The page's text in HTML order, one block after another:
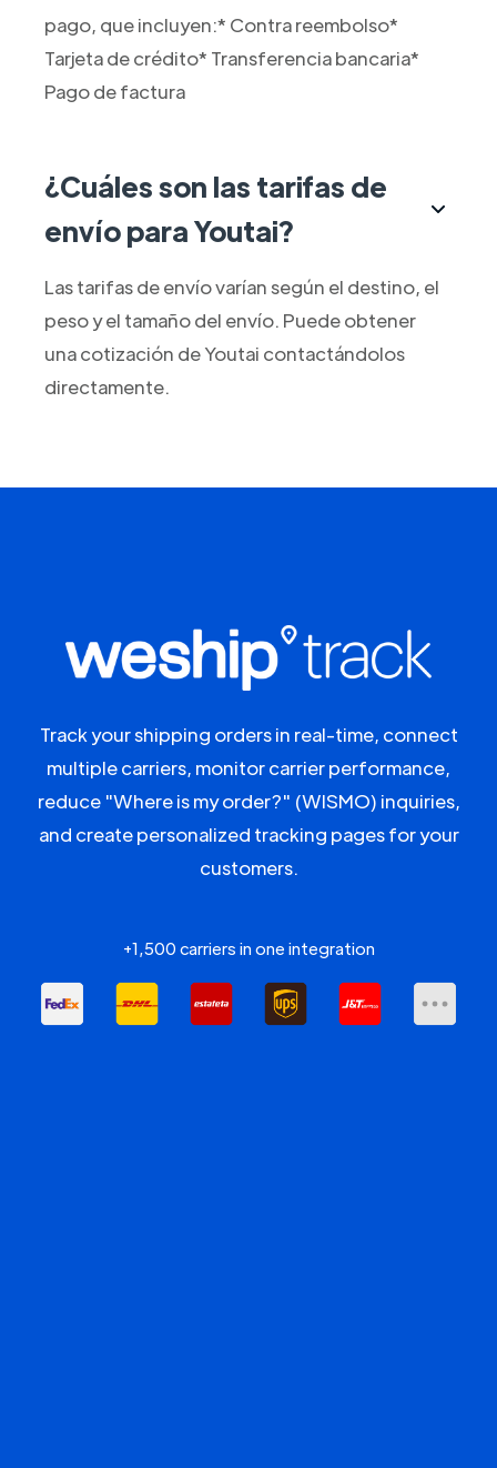
pago, que incluyen:* Contra reembolso*
Tarjeta de crédito* Transferencia bancaria*
Pago de factura
¿Cuáles son las tarifas de
envío para Youtai?
Las tarifas de envío varían según el destino, el
peso y el tamaño del envío. Puede obtener
una cotización de Youtai contactándolos
directamente.
Track your shipping orders in real-time, connect
multiple carriers, monitor carrier performance,
reduce "Where is my order?" (WISMO) inquiries,
and create personalized tracking pages for your
customers.
+1,500 carriers in one integration